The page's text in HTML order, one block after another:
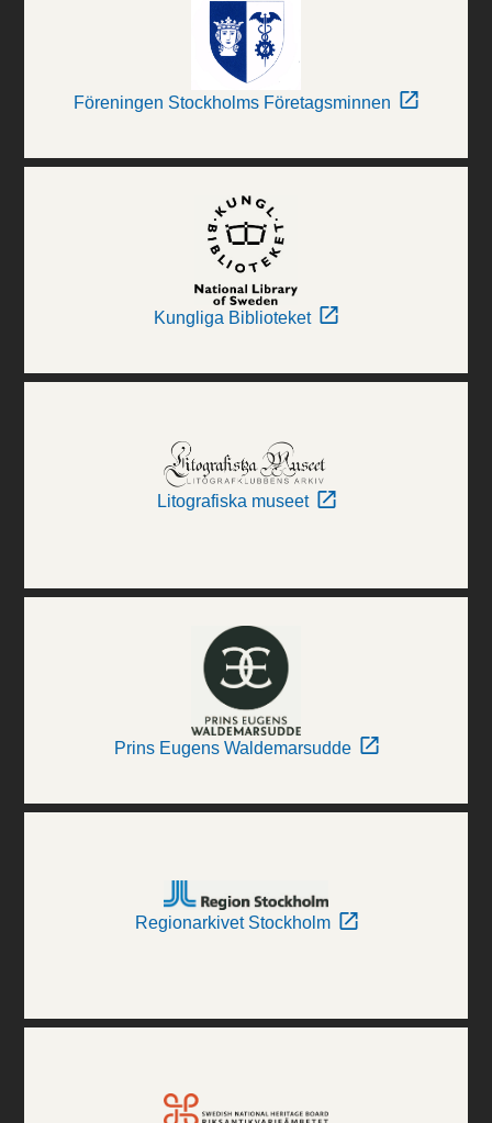
Föreningen Stockholms Företagsminnen
Kungliga Biblioteket
Litografiska museet
Prins Eugens Waldemarsudde
Regionarkivet Stockholm